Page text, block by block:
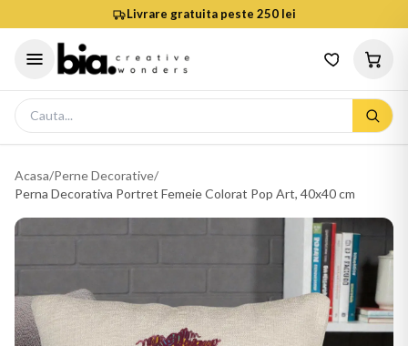
Livrare gratuita peste 250 lei
Acasa/Perne Decorative/
Perna Decorativa Portret Femeie Colorat Pop Art, 40x40 cm